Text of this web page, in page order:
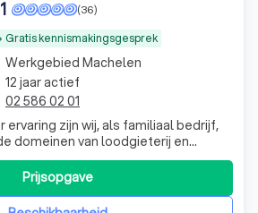
Gratis kennismakingsgesprek
(36)
ervaring zijn wij, als familiaal bedrijf,
domeinen van loodgieterij en
strekt zich uit over een breed
van installatie tot reparatie.
oplossingen met een
Prijsopgave
Werkgebied Machelen
12 jaar actief
02 586 02 01